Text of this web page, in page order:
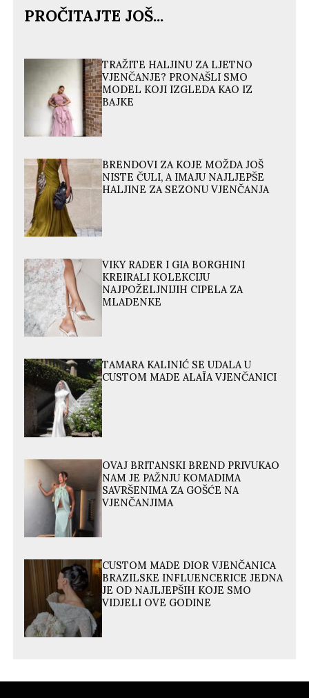
PROČITAJTE JOŠ...
TRAŽITE HALJINU ZA LJETNO
VJENČANJE? PRONAŠLI SMO
MODEL KOJI IZGLEDA KAO IZ
BAJKE
BRENDOVI ZA KOJE MOŽDA JOŠ
NISTE ČULI, A IMAJU NAJLJEPŠE
HALJINE ZA SEZONU VJENČANJA
VIKY RADER I GIA BORGHINI
KREIRALI KOLEKCIJU
NAJPOŽELJNIJIH CIPELA ZA
MLADENKE
TAMARA KALINIĆ SE UDALA U
CUSTOM MADE ALAÏA VJENČANICI
OVAJ BRITANSKI BREND PRIVUKAO
NAM JE PAŽNJU KOMADIMA
SAVRŠENIMA ZA GOŠĆE NA
VJENČANJIMA
CUSTOM MADE DIOR VJENČANICA
BRAZILSKE INFLUENCERICE JEDNA
JE OD NAJLJEPŠIH KOJE SMO
VIDJELI OVE GODINE